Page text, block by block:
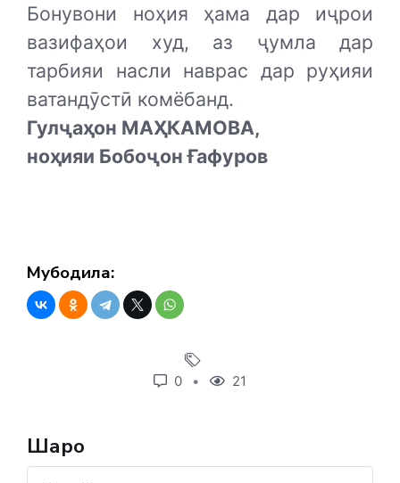
Бонувони ноҳия ҳама дар иҷрои
вазифаҳои худ, аз ҷумла дар
тарбияи насли наврас дар руҳияи
ватандӯстӣ комёбанд.
Гулҷаҳон МАҲКАМОВА,
ноҳияи Бобоҷон Ғафуров
Мубодила:
0 21
Шарҳҳо